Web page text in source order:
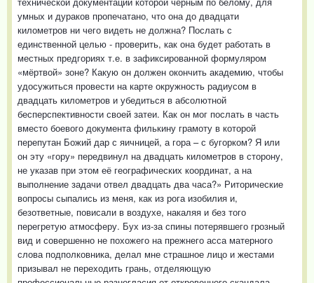
умных и дураков пропечатано, что она до двадцати
километров ни чего видеть не должна? Послать с
единственной целью - проверить, как она будет работать в
местных предгориях т.е. в зафиксированной формуляром
«мёртвой» зоне? Какую он должен окончить академию, чтобы
удосужиться провести на карте окружность радиусом в
двадцать километров и убедиться в абсолютной
бесперспективности своей затеи. Как он мог послать в часть
вместо боевого документа филькину грамоту в которой
перепутан Божий дар с яичницей, а гора – с бугорком? Я или
он эту «гору» передвинул на двадцать километров в сторону,
не указав при этом её географических координат, а на
выполнение задачи отвел двадцать два часа?» Риторические
вопросы сыпались из меня, как из рога изобилия и,
безответные, повисали в воздухе, накаляя и без того
перегретую атмосферу. Бух из-за спины потерявшего грозный
вид и совершенно не похожего на прежнего асса матерного
слова подполковника, делал мне страшное лицо и жестами
призывал не переходить грань, отделяющую